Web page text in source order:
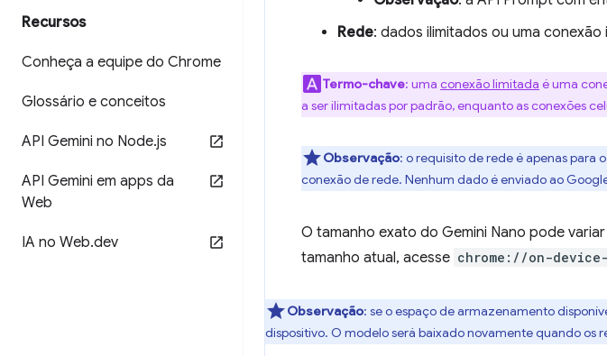
Recursos
Conheça a equipe do Chrome
Glossário e conceitos
API Gemini no Node.js
API Gemini em apps da
Web
IA no Web.dev
Rede: dados ilimitados ou uma conexão
Termo-chave: uma conexão limitada é uma
a ser ilimitadas por padrão, enquanto as conexões
Observação: o requisito de rede é apenas para
conexão de rede. Nenhum dado é enviado ao
O tamanho exato do Gemini Nano pode
tamanho atual, acesse chrome://on-
Observação: se o espaço de armazenamento
dispositivo. O modelo será baixado novamente quando os